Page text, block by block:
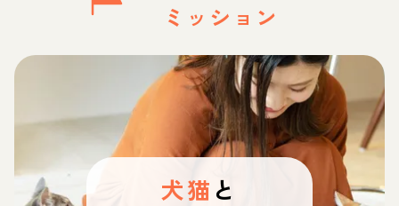
ミッション
犬猫 と